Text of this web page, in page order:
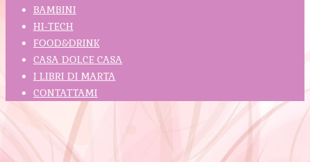
BAMBINI
HI-TECH
FOOD&DRINK
CASA DOLCE CASA
I LIBRI DI MARTA
CONTATTAMI